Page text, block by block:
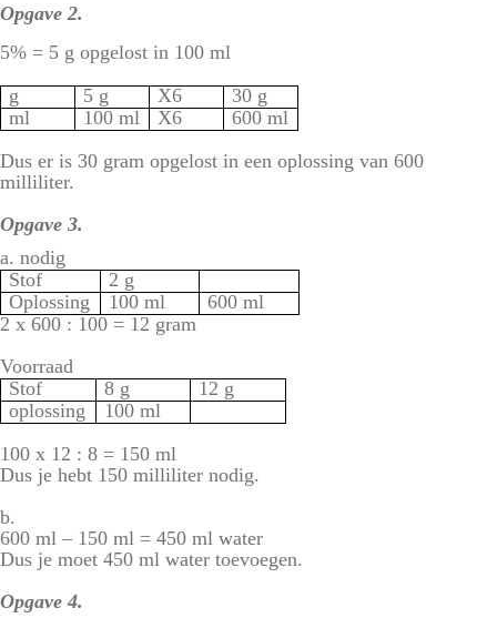
Opgave 2.
5% = 5 g opgelost in 100 ml
g
5 g X6
30 g
ml
100 ml X6
600 ml
Dus er is 30 gram opgelost in een oplossing van 600
milliliter.
Opgave 3.
a. nodig
Stof
2 g
Oplossing
100 ml
600 ml
2 x 600 : 100 = 12 gram
Voorraad
Stof
8 g
12 g
oplossing
100 ml
100 x 12 : 8 = 150 ml
Dus je hebt 150 milliliter nodig.
b.
600 ml – 150 ml = 450 ml water
Dus je moet 450 ml water toevoegen.
Opgave 4.